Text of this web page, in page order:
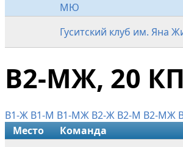
МЮ
Гуситский клуб им. Яна
В2-МЖ, 20 КП
В1-Ж В1-М В1-МЖ В2-Ж В2-М В2-МЖ
Место
Команда